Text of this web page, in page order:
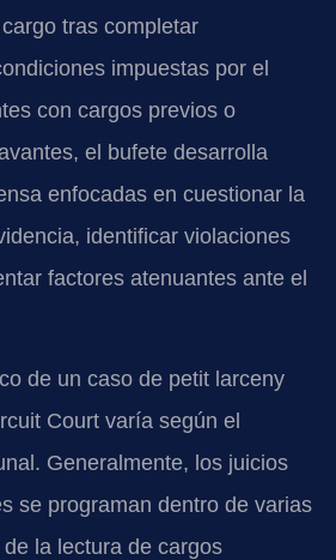
tras completar
impuestas por el
con cargos previos o
el bufete desarrolla
enfocadas en cuestionar la
identificar violaciones
factores atenuantes ante el
de un caso de petit larceny
Court varía según el
Generalmente, los juicios
se programan dentro de varias
la lectura de cargos